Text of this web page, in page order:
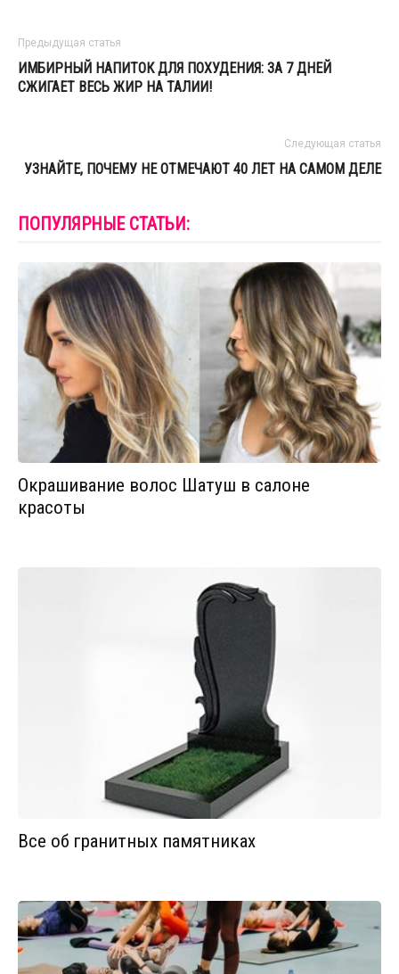
Предыдущая статья
ИМБИРНЫЙ НАПИТОК ДЛЯ ПОХУДЕНИЯ: ЗА 7 ДНЕЙ
СЖИГАЕТ ВЕСЬ ЖИР НА ТАЛИИ!
Следующая статья
УЗНАЙТЕ, ПОЧЕМУ НЕ ОТМЕЧАЮТ 40 ЛЕТ НА САМОМ ДЕЛЕ
ПОПУЛЯРНЫЕ СТАТЬИ:
Окрашивание волос Шатуш в салоне
красоты
Все об гранитных памятниках